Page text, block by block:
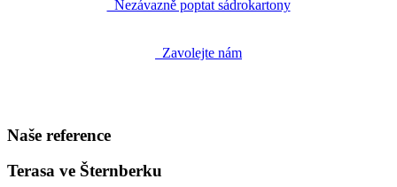
Nezávazně poptat sádrokartony
Zavolejte nám
Naše reference
Terasa ve Šternberku